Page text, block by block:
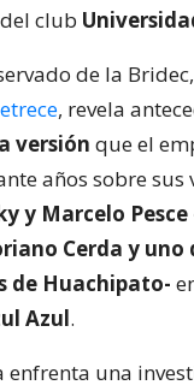
club
de la
, revela
versión que el
años sobre sus
y Marcelo
Cerda y uno
de Huachipato-
Azul.
enfrenta una